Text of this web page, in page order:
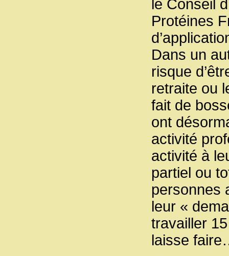
le Conseil
Protéines
Dans un
risque
retraite ou
fait de
ont
activité
activité à
partiel ou
personnes
leur «
travailler
laisse